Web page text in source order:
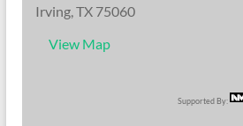
Irving, TX 75060
View Map
Supported By: